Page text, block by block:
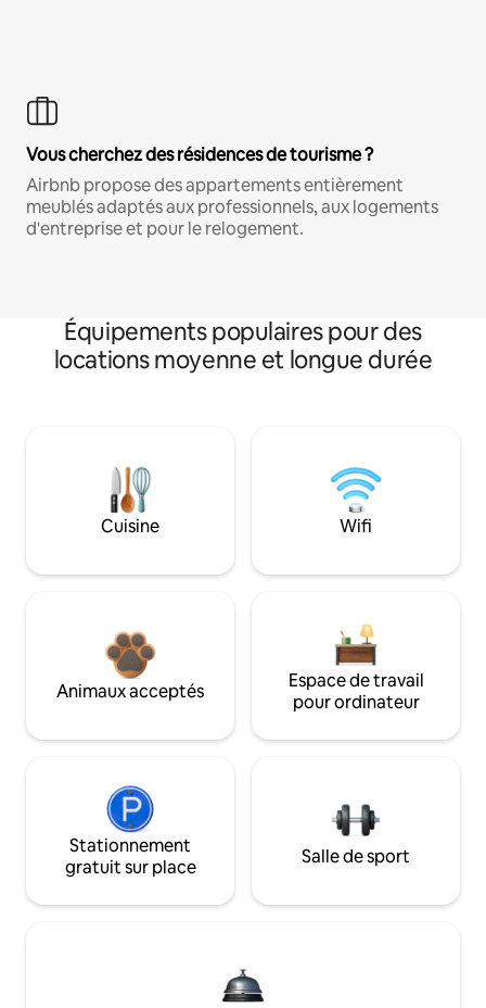
Vous cherchez des résidences de tourisme ?
Airbnb propose des appartements entièrement
meublés adaptés aux professionnels, aux logements
d'entreprise et pour le relogement.
Équipements populaires pour des
locations moyenne et longue durée
Cuisine Wifi
Animaux acceptés
Espace de travail
pour ordinateur
Stationnement
gratuit sur place
Salle de sport